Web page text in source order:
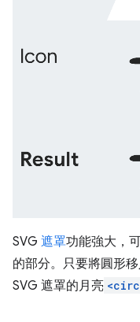
SVG 遮罩功能強大，
的部分。只要將圓形
SVG 遮罩的月亮